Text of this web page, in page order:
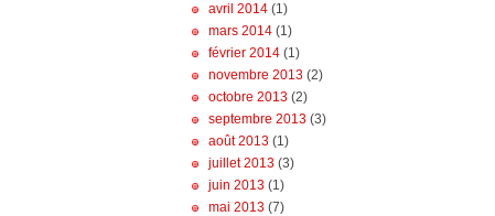
avril 2014 (1)
mars 2014 (1)
février 2014 (1)
novembre 2013 (2)
octobre 2013 (2)
septembre 2013 (3)
août 2013 (1)
juillet 2013 (3)
juin 2013 (1)
mai 2013 (7)